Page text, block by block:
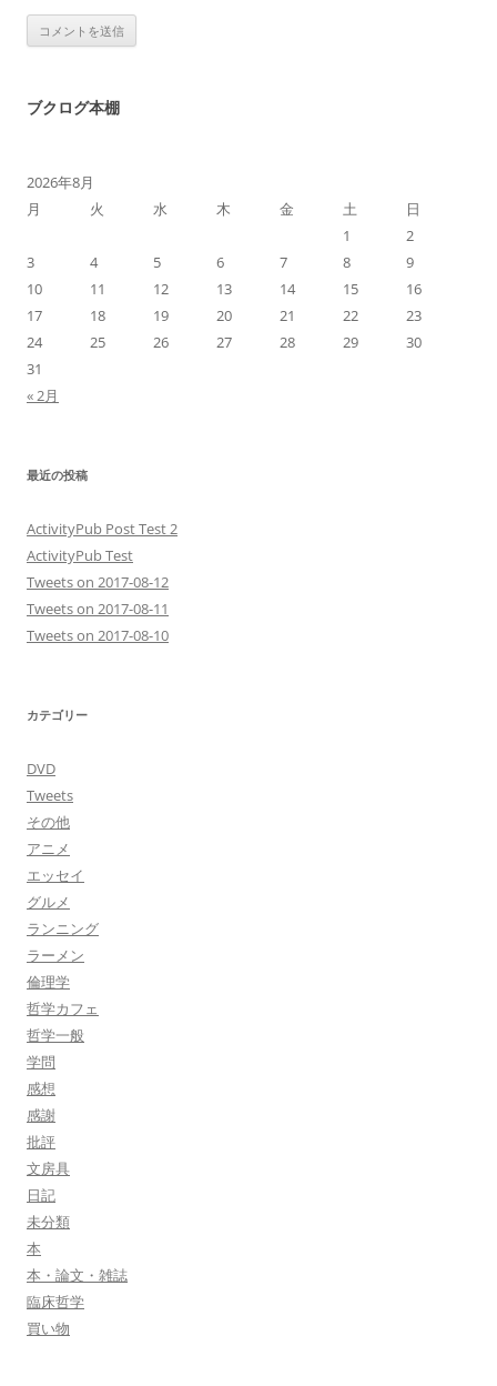
ブクログ本棚
2026年8月
月
火 水 木 金 土
日
1
2
3
4 5 6 7 8
9
10
11 12 13 14 15
16
17
18 19 20 21 22
23
24
25 26 27 28 29
30
31
« 2月
最近の投稿
ActivityPub Post Test 2
ActivityPub Test
Tweets on 2017-08-12
Tweets on 2017-08-11
Tweets on 2017-08-10
カテゴリー
DVD
Tweets
その他
アニメ
エッセイ
グルメ
ランニング
ラーメン
倫理学
哲学カフェ
哲学一般
学問
感想
感謝
批評
文房具
日記
未分類
本
本・論文・雑誌
臨床哲学
買い物